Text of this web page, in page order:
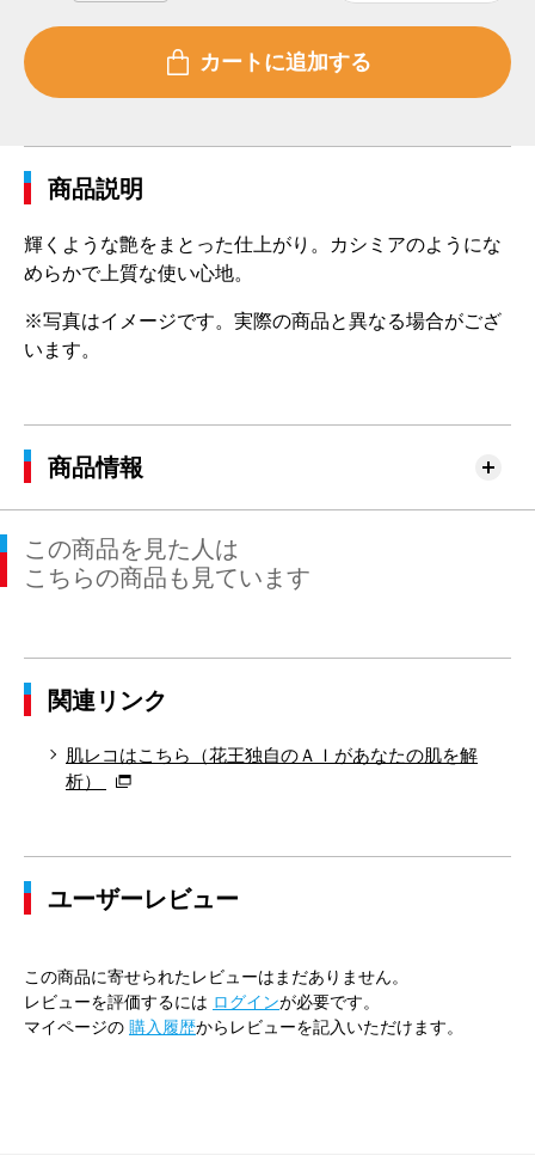
商品説明
輝くような艶をまとった仕上がり。カシミアのようにな
めらかで上質な使い心地。
※写真はイメージです。実際の商品と異なる場合がござ
います。
商品情報
この商品を見た人は
こちらの商品も見ています
関連リンク
肌レコはこちら（花王独自のＡＩがあなたの肌を解
析）
ユーザーレビュー
この商品に寄せられたレビューはまだありません。
レビューを評価するには ログインが必要です。
マイページの 購入履歴からレビューを記入いただけます。